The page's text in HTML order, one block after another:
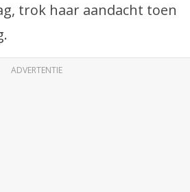
trok haar aandacht toen
ADVERTENTIE